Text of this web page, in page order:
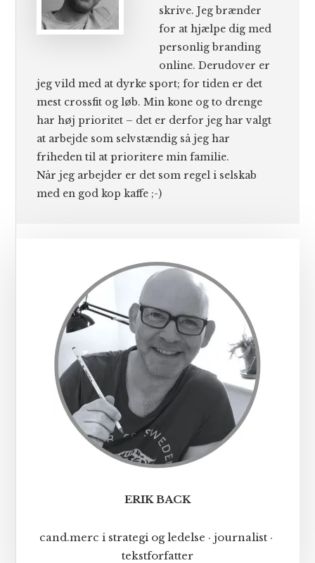
skrive. Jeg brænder
for at hjælpe dig med
personlig branding
online. Derudover er
jeg vild med at dyrke sport; for tiden er det
mest crossfit og løb. Min kone og to drenge
har høj prioritet – det er derfor jeg har valgt
at arbejde som selvstændig så jeg har
friheden til at prioritere min familie.
Når jeg arbejder er det som regel i selskab
med en god kop kaffe ;-)
ERIK BACK
cand.merc i strategi og ledelse · journalist ·
tekstforfatter